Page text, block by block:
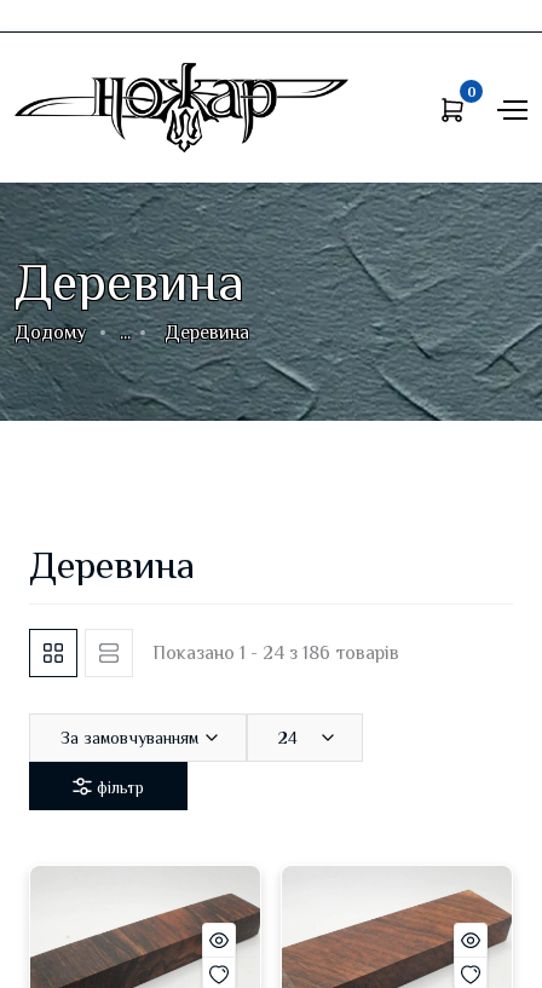
0
Деревина
Додому ... Деревина
Деревина
Показано 1 - 24 з 186 товарів
За замовчуванням 24
фільтр